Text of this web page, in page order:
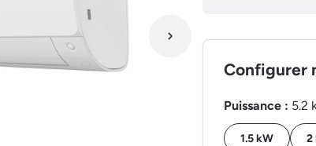
Configurer
Puissance : 5.2
1.5 kW 2